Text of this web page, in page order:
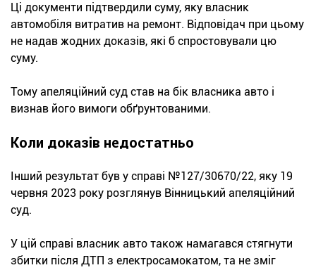
Ці документи підтвердили суму, яку власник
автомобіля витратив на ремонт. Відповідач при цьому
не надав жодних доказів, які б спростовували цю
суму.
Тому апеляційний суд став на бік власника авто і
визнав його вимоги обґрунтованими.
Коли доказів недостатньо
Інший результат був у справі №127/30670/22, яку 19
червня 2023 року розглянув Вінницький апеляційний
суд.
У цій справі власник авто також намагався стягнути
збитки після ДТП з електросамокатом, та не зміг